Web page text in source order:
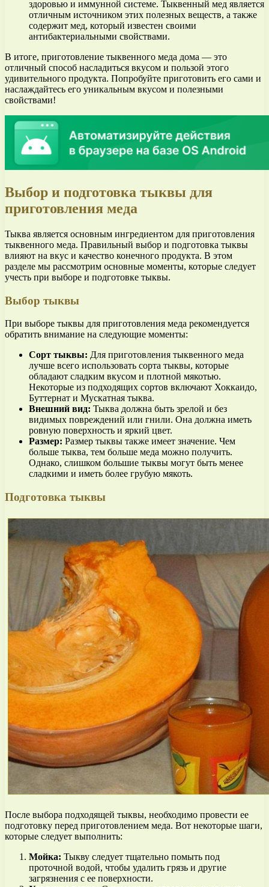
здоровью и иммунной системе. Тыквенный мед является
отличным источником этих полезных веществ, а также
содержит мед, который известен своими
антибактериальными свойствами.
В итоге, приготовление тыквенного меда дома — это
отличный способ насладиться вкусом и пользой этого
удивительного продукта. Попробуйте приготовить его сами и
наслаждайтесь его уникальным вкусом и полезными
свойствами!
Выбор и подготовка тыквы для
приготовления меда
Тыква является основным ингредиентом для приготовления
тыквенного меда. Правильный выбор и подготовка тыквы
влияют на вкус и качество конечного продукта. В этом
разделе мы рассмотрим основные моменты, которые следует
учесть при выборе и подготовке тыквы.
Выбор тыквы
При выборе тыквы для приготовления меда рекомендуется
обратить внимание на следующие моменты:
Сорт тыквы: Для приготовления тыквенного меда
лучше всего использовать сорта тыквы, которые
обладают сладким вкусом и плотной мякотью.
Некоторые из подходящих сортов включают Хоккаидо,
Буттернат и Мускатная тыква.
Внешний вид: Тыква должна быть зрелой и без
видимых повреждений или гнили. Она должна иметь
ровную поверхность и яркий цвет.
Размер: Размер тыквы также имеет значение. Чем
больше тыква, тем больше меда можно получить.
Однако, слишком большие тыквы могут быть менее
сладкими и иметь более грубую мякоть.
Подготовка тыквы
После выбора подходящей тыквы, необходимо провести ее
подготовку перед приготовлением меда. Вот некоторые шаги,
которые следует выполнить:
Мойка: Тыкву следует тщательно помыть под
проточной водой, чтобы удалить грязь и другие
загрязнения с ее поверхности.